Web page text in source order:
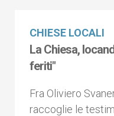
CHIESE LOCALI
La Chiesa,
feriti"
Fra Oliviero
raccoglie le